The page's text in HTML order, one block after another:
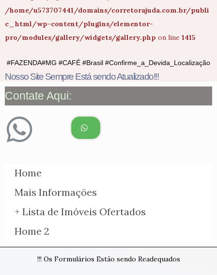
/home/u573707441/domains/corretorajuda.com.br/publi
c_html/wp-content/plugins/elementor-
pro/modules/gallery/widgets/gallery.php on line 1415
#FAZENDA#MG #CAFÉ #Brasil #Confirme_a_Devida_Localização
Nosso Site Sempre Está sendo Atualizado!!!
Contate Aqui:
Home
Mais Informações
+ Lista de Imóveis Ofertados
Home 2
!!! Os Formulários Estão sendo Readequados